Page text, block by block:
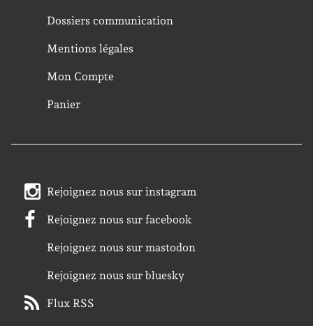
Dossiers communication
Mentions légales
Mon Compte
Panier
Rejoignez nous sur instagram
Rejoignez nous sur facebook
Rejoignez nous sur mastodon
Rejoignez nous sur bluesky
Flux RSS